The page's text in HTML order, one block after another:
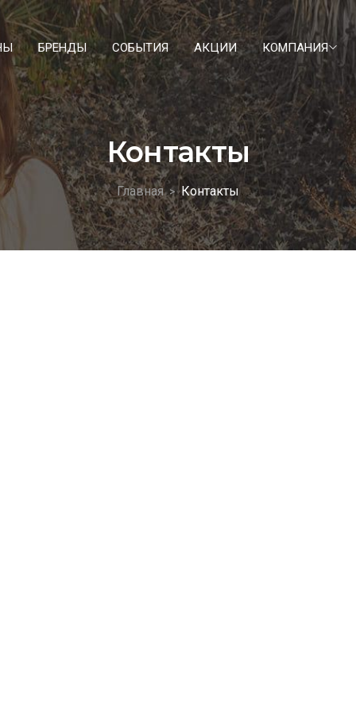
БРЕНДЫ СОБЫТИЯ АКЦИИ КОМПАНИЯ
Контакты
Главная > Контакты